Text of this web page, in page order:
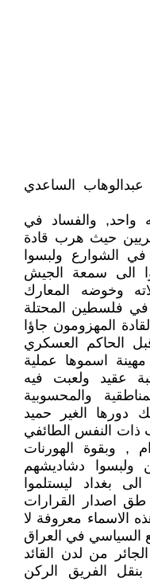
الساعدي
واحد, والفساد في
حيث هرب قادة
الشوارع ولبسوا
الى سمعة الجيش
وخوضه المعارك
في فلسطين المحتلة
المهزومون جاؤا
الحاكم العسكري
اسموها عملية
عقيد ولعبت فيه
والمحسوبية
دورها الغير حميد
ذات النفس الطائفي
, وبقوة الهورنات
ولبسوا دشاديشهم
بغداد ليستلموا
اصدار القرارات
الاسماء معروفة لا
السياسي في العراق
من لدن القائد
بنقل الفريق الركن